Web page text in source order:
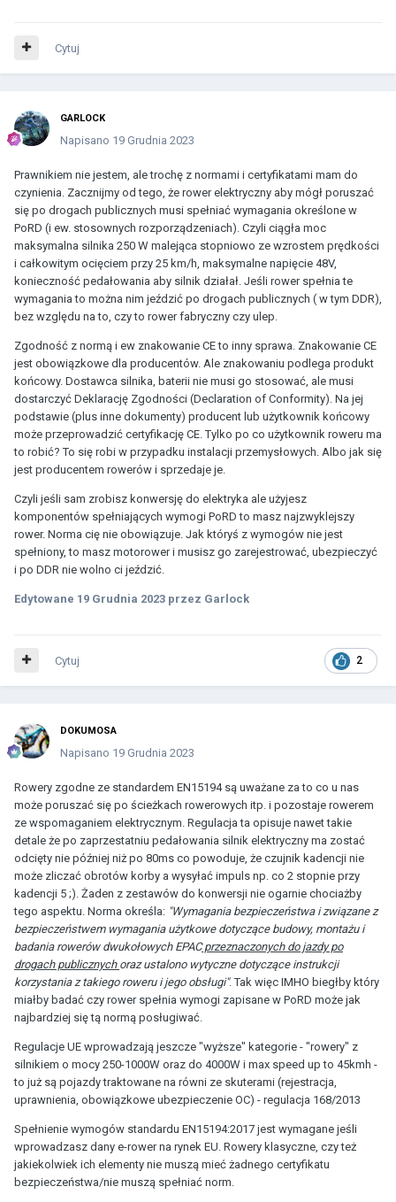
Cytuj
GARLOCK
Napisano 19 Grudnia 2023
Prawnikiem nie jestem, ale trochę z normami i certyfikatami mam do
czynienia. Zacznijmy od tego, że rower elektryczny aby mógł poruszać
się po drogach publicznych musi spełniać wymagania określone w
PoRD (i ew. stosownych rozporządzeniach). Czyli ciągła moc
maksymalna silnika 250 W malejąca stopniowo ze wzrostem prędkości
i całkowitym ocięciem przy 25 km/h, maksymalne napięcie 48V,
konieczność pedałowania aby silnik działał. Jeśli rower spełnia te
wymagania to można nim jeździć po drogach publicznych ( w tym DDR),
bez względu na to, czy to rower fabryczny czy ulep.
Zgodność z normą i ew znakowanie CE to inny sprawa. Znakowanie CE
jest obowiązkowe dla producentów. Ale znakowaniu podlega produkt
końcowy. Dostawca silnika, baterii nie musi go stosować, ale musi
dostarczyć Deklarację Zgodności (Declaration of Conformity). Na jej
podstawie (plus inne dokumenty) producent lub użytkownik końcowy
może przeprowadzić certyfikację CE. Tylko po co użytkownik roweru ma
to robić? To się robi w przypadku instalacji przemysłowych. Albo jak się
jest producentem rowerów i sprzedaje je.
Czyli jeśli sam zrobisz konwersję do elektryka ale użyjesz
komponentów spełniających wymogi PoRD to masz najzwyklejszy
rower. Norma cię nie obowiązuje. Jak któryś z wymogów nie jest
spełniony, to masz motorower i musisz go zarejestrować, ubezpieczyć
i po DDR nie wolno ci jeździć.
Edytowane 19 Grudnia 2023 przez Garlock
2
Cytuj
DOKUMOSA
Napisano 19 Grudnia 2023
Rowery zgodne ze standardem EN15194 są uważane za to co u nas
może poruszać się po ścieżkach rowerowych itp. i pozostaje rowerem
ze wspomaganiem elektrycznym. Regulacja ta opisuje nawet takie
detale że po zaprzestatniu pedałowania silnik elektryczny ma zostać
odcięty nie później niż po 80ms co powoduje, że czujnik kadencji nie
może zliczać obrotów korby a wysyłać impuls np. co 2 stopnie przy
kadencji 5 ;). Żaden z zestawów do konwersji nie ogarnie chociażby
tego aspektu. Norma określa: "Wymagania bezpieczeństwa i związane z
bezpieczeństwem wymagania użytkowe dotyczące budowy, montażu i
badania rowerów dwukołowych EPACprzeznaczonych do jazdy po
drogach publicznych oraz ustalono wytyczne dotyczące instrukcji
korzystania z takiego roweru i jego obsługi". Tak więc IMHO biegłby który
miałby badać czy rower spełnia wymogi zapisane w PoRD może jak
najbardziej się tą normą posługiwać.
Regulacje UE wprowadzają jeszcze "wyższe" kategorie - "rowery" z
silnikiem o mocy 250-1000W oraz do 4000W i max speed up to 45kmh -
to już są pojazdy traktowane na równi ze skuterami (rejestracja,
uprawnienia, obowiązkowe ubezpieczenie OC) - regulacja 168/2013
Spełnienie wymogów standardu EN15194:2017 jest wymagane jeśli
wprowadzasz dany e-rower na rynek EU. Rowery klasyczne, czy też
jakiekolwiek ich elementy nie muszą mieć żadnego certyfikatu
bezpieczeństwa/nie muszą spełniać norm.